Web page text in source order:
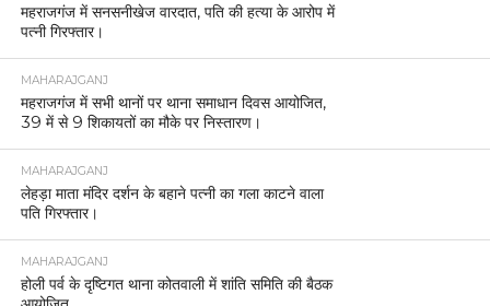
महराजगंज में सनसनीखेज वारदात, पति की हत्या के आरोप में
पत्नी गिरफ्तार।
MAHARAJGANJ
महराजगंज में सभी थानों पर थाना समाधान दिवस आयोजित,
39 में से 9 शिकायतों का मौके पर निस्तारण।
MAHARAJGANJ
लेहड़ा माता मंदिर दर्शन के बहाने पत्नी का गला काटने वाला
पति गिरफ्तार।
MAHARAJGANJ
होली पर्व के दृष्टिगत थाना कोतवाली में शांति समिति की बैठक